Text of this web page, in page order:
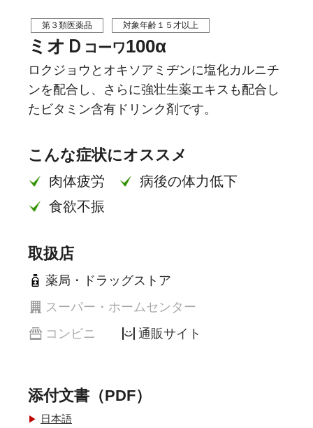
第３類医薬品 対象年齢１５才以上
ミオＤ コーワ100α
ロクジョウとオキソアミヂンに塩化カルニチ
ンを配合し、さらに強壮生薬エキスも配合し
たビタミン含有ドリンク剤です。
こんな症状にオススメ
肉体疲労
病後の体力低下
食欲不振
取扱店
薬局・ドラッグストア
スーパー・ホームセンター
コンビニ
通販サイト
添付文書（PDF）
日本語